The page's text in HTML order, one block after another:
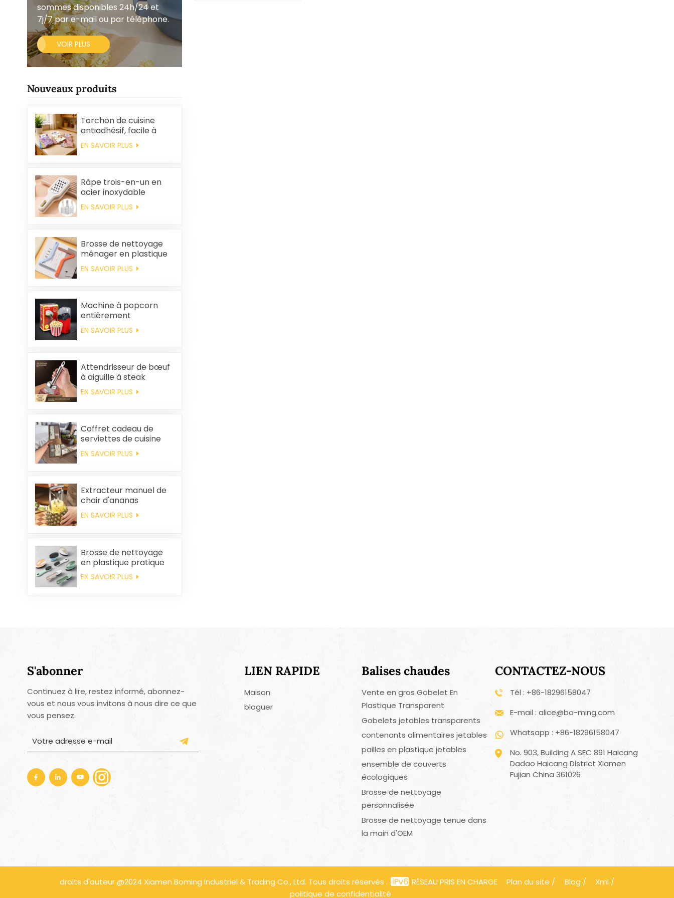
sommes disponibles 24h/24 et
7j/7 par e-mail ou par téléphone.
VOIR PLUS
Nouveaux produits
Torchon de cuisine
antiadhésif, facile à
nettoyer, épais,
imprimé, carré, en
écologique
EN SAVOIR PLUS
Râpe trois-en-un en
acier inoxydable
EN SAVOIR PLUS
Brosse de nettoyage
ménager en plastique
pour vêtements,
élimination des poils
EN SAVOIR PLUS
Machine à popcorn
entièrement
automatique pour la
maison, machine à
EN SAVOIR PLUS
Attendrisseur de bœuf
à aiguille à steak
EN SAVOIR PLUS
Coffret cadeau de
serviettes de cuisine
carrées et chiffons en
coton personnalisés,
ménager
EN SAVOIR PLUS
Extracteur manuel de
chair d'ananas
EN SAVOIR PLUS
Brosse de nettoyage
en plastique pratique
en gros
EN SAVOIR PLUS
S'abonner
Continuez à lire, restez informé, abonnez-
vous et nous vous invitons à nous dire ce que
vous pensez.
LIEN RAPIDE
Maison
bloguer
Balises chaudes
Vente en gros Gobelet En
Plastique Transparent
Gobelets jetables transparents
contenants alimentaires jetables
pailles en plastique jetables
ensemble de couverts
écologiques
Brosse de nettoyage
personnalisée
Brosse de nettoyage tenue dans
la main d'OEM
CONTACTEZ-NOUS
Tél : +86-18296158047
E-mail : alice@bo-ming.com
Whatsapp : +86-18296158047
No. 903, Building A SEC 891 Haicang
Dadao Haicang District Xiamen
Fujian China 361026
droits d'auteur @2024 Xiamen Boming Industriel & Trading Co., Ltd. Tous droits réservés . RÉSEAU PRIS EN CHARGE Plan du site / Blog / Xml /
politique de confidentialité